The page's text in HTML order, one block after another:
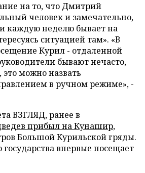
на то, что Дмитрий
человек и замечательно,
каждую неделю бывает на
ситуацией там». «В
Курил - отдаленной
бывают нечасто,
это можно назвать
в ручном режиме», -
ВЗГЛЯД, ранее в
прибыл на Кунашир,
Большой Курильской гряды.
государства впервые посещает